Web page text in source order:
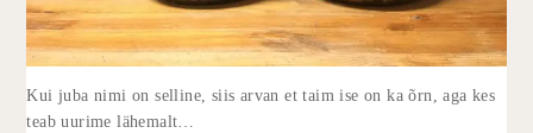
Kui juba nimi on selline, siis arvan et taim ise on ka õrn, aga kes
teab uurime lähemalt…